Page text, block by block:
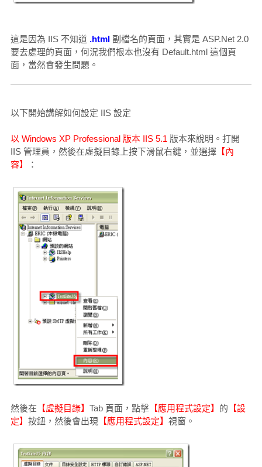
這是因為 IIS 不知道.html副檔名的頁面，其實是 ASP.Net 2.0
要去處理的頁面，何況我們根本也沒有 Default.html 這個頁
面，當然會發生問題。
以下開始講解如何設定 IIS 設定
以 Windows XP Professional 版本 IIS 5.1 版本來說明。打開
IIS 管理員，然後在虛擬目錄上按下滑鼠右鍵，並選擇 【內
容】
：
然後在 【虛擬目錄】 Tab 頁面，點擊【應用程式設定】 的 【設
定】 按鈕，然後會出現 【應用程式設定】 視窗。